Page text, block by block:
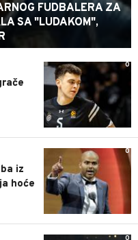
FUDBALERA ZA
SA "LUDAKOM",
0
0
iz
hoće
0